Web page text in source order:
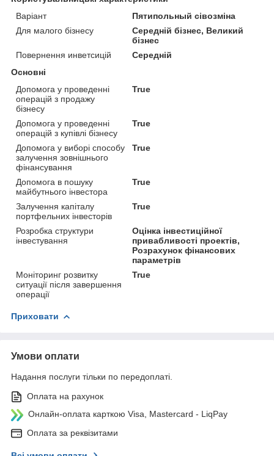
Варіант
Пятипольный сівозміна
Для малого бізнесу
Середній бізнес, Великий
бізнес
Повернення инветcицій
Середній
Основні
Допомога у проведенні
операцій з продажу
бізнесу
True
Допомога у проведенні
операцій з купівлі бізнесу
True
Допомога у виборі способу
залучення зовнішнього
фінансування
True
Допомога в пошуку
майбутнього інвестора
True
Залучення капіталу
портфельних інвесторів
True
Розробка структури
інвестування
Оцінка інвестиційної
привабливості проектів,
Розрахунок фінансових
параметрів
Моніторинг розвитку
ситуації після завершення
операції
True
Приховати
Умови оплати
Надання послуги тільки по передоплаті.
Оплата на рахунок
Онлайн-оплата карткою Visa, Mastercard - LiqPay
Оплата за реквізитами